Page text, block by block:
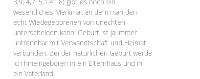
3,9; 4,7; 5,1.4.18) gibt es noch ein
wesentliches Merkmal, an dem man den
echt Wiedegeborenen von unechten
unterscheiden kann: Geburt ist ja immer
untrennbar mit Verwandtschaft und Heimat
verbunden. Bei der natürlichen Geburt werde
ich hineingeboren in ein Elternhaus und in
ein Vaterland.